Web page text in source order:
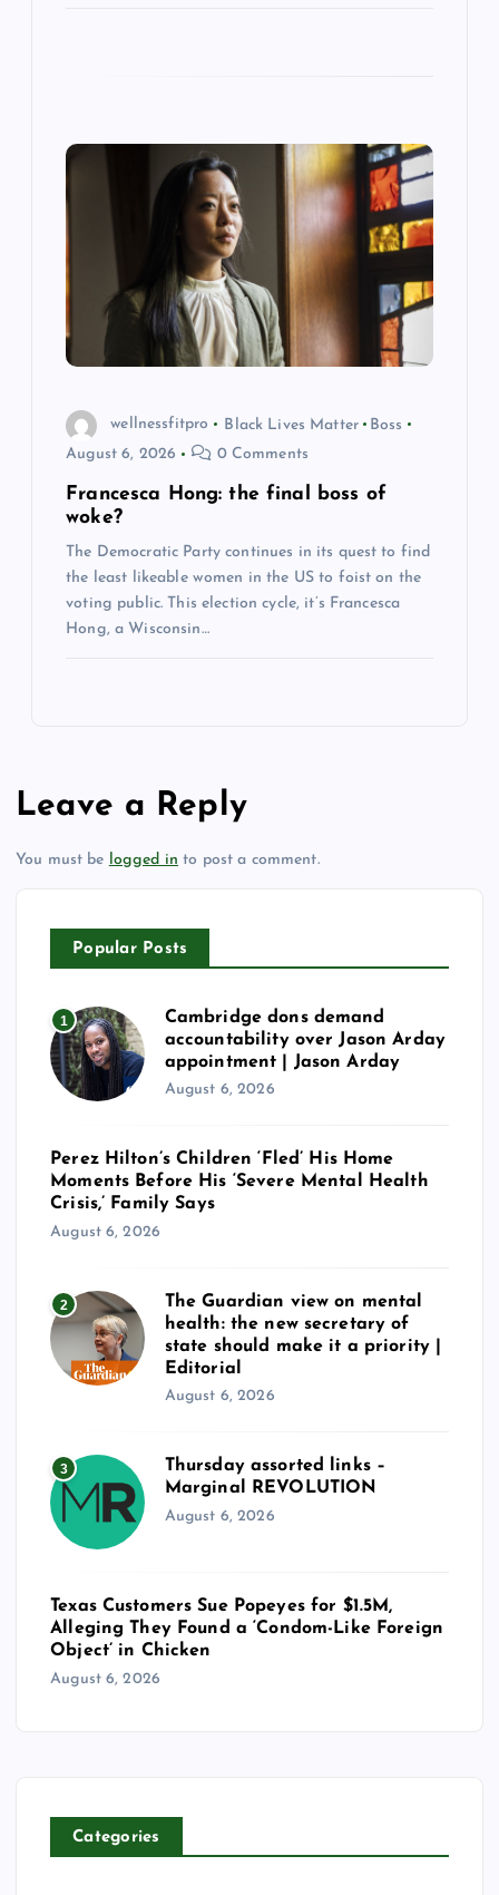
wellnessfitpro Black Lives Matter
Boss
August 6, 2026
0 Comments
Francesca Hong: the final boss of
woke?
The Democratic Party continues in its quest to find
the least likeable women in the US to foist on the
voting public. This election cycle, it’s Francesca
Hong, a Wisconsin…
Leave a Reply
You must be logged in to post a comment.
Popular Posts
1
Cambridge dons demand
accountability over Jason Arday
appointment | Jason Arday
August 6, 2026
Perez Hilton’s Children ‘Fled’ His Home
Moments Before His ‘Severe Mental Health
Crisis,’ Family Says
August 6, 2026
2
The Guardian view on mental
health: the new secretary of
state should make it a priority |
Editorial
August 6, 2026
3
Thursday assorted links –
Marginal REVOLUTION
August 6, 2026
Texas Customers Sue Popeyes for $1.5M,
Alleging They Found a ‘Condom-Like Foreign
Object’ in Chicken
August 6, 2026
Categories